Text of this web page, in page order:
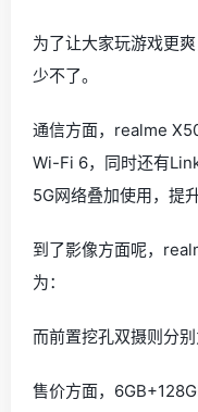
为了让大家玩游戏更
少不了。
通信方面，realme
Wi-Fi 6，同时还有
5G网络叠加使用，提
到了影像方面呢，
为：
而前置挖孔双摄则分别
售价方面，